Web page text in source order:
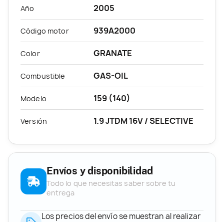
Año 2005
Código motor 939A2000
Color GRANATE
Combustible GAS-OIL
Modelo 159 (140)
Versión 1.9 JTDM 16V / SELECTIVE
Envíos y disponibilidad
Todo lo que necesitas saber sobre tu
entrega
Los precios del envío se muestran al realizar